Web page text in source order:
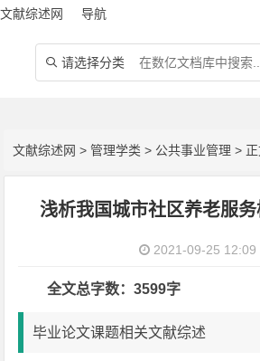
文献综述网 导航
 请选择分类
文献综述网 >管理学类 > 公共事业管理 >
浅析我国城市社区养老服
2021-09-25 12:09
全文总字数：3599字
毕业论文课题相关文献综述